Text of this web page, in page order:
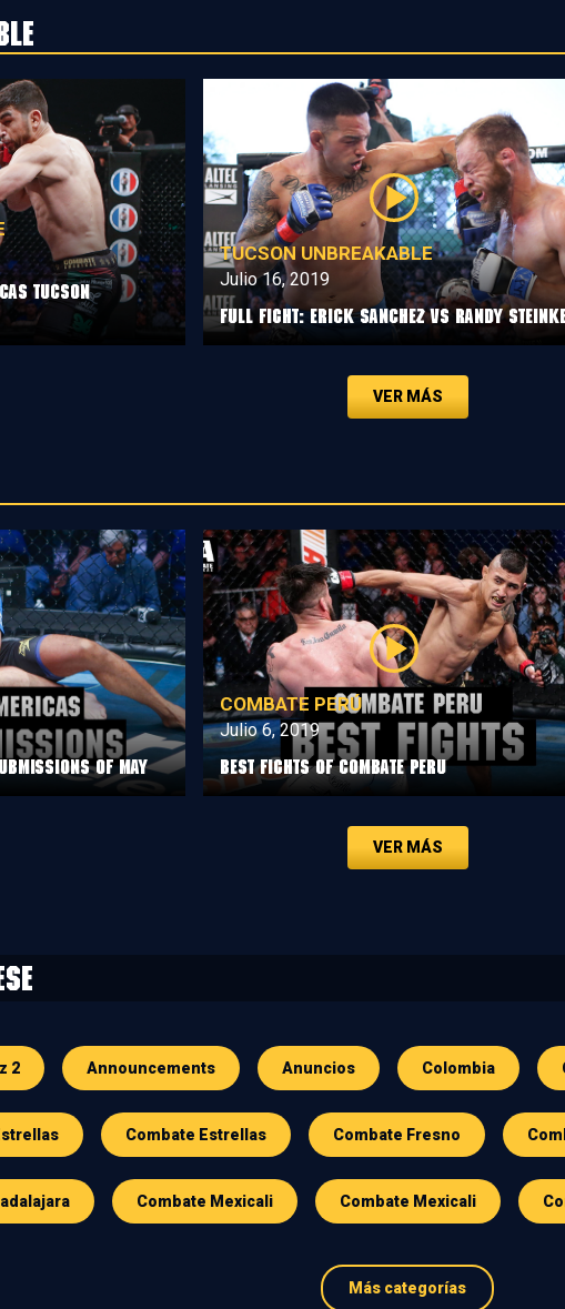
Tucson
TUCSON UNBREAKABLE
Julio 16, 2019
Full Fight: Erick Sanchez vs Randy
VER MÁS
Of May
COMBATE PERÚ
Julio 6, 2019
Best Fights of Combate Peru
VER MÁS
2 Announcements Anuncios Colombia
Combate Estrellas Combate Fresno
Combate Mexicali Combate Mexicali
Más categorías